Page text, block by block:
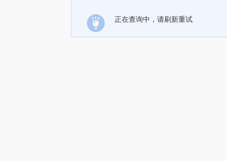
正在查询中，请刷新重试